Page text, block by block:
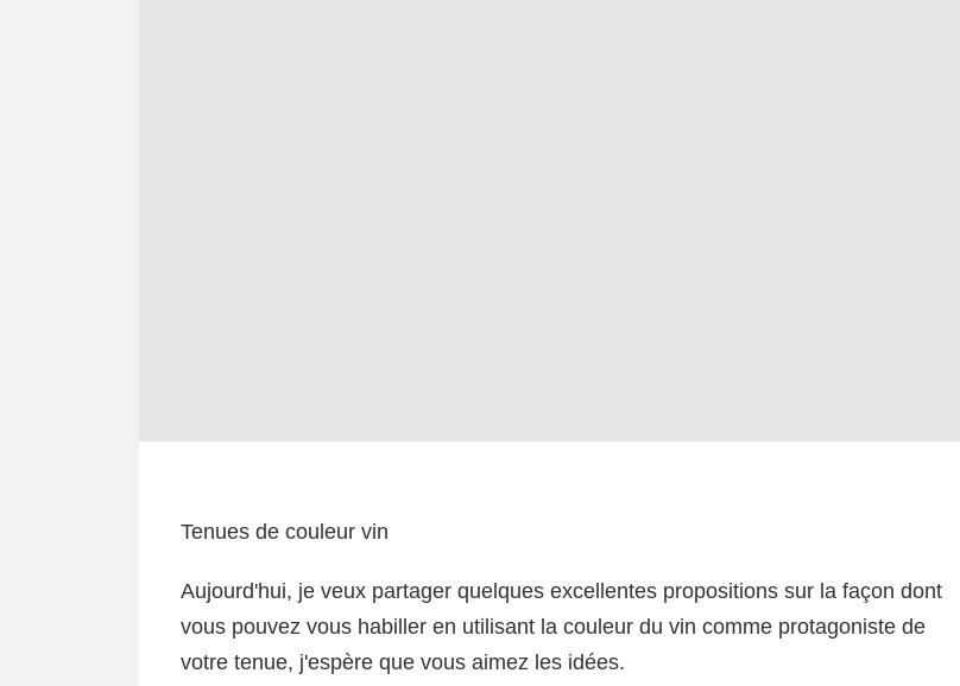
Tenues de couleur vin
Aujourd'hui, je veux partager quelques excellentes propositions sur la façon dont
vous pouvez vous habiller en utilisant la couleur du vin comme protagoniste de
votre tenue, j'espère que vous aimez les idées.